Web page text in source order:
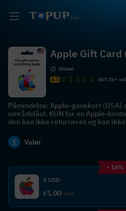
Apple Gift Card
Global
4.5
869.0k+
Påmindelse: Apple-gavekort (USA)
områdelåst. KUN for en Apple-
den kan ikke returneres og kan
1 Valør
- 14%
5 USD
$ 5.00 5.80